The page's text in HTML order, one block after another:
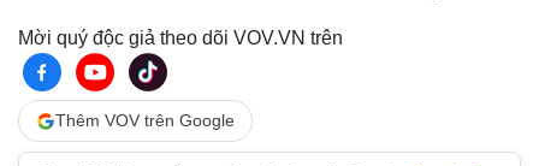
Mời quý độc giả theo dõi VOV.VN trên
Thêm VOV trên Google